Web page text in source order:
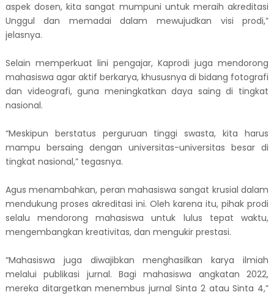
aspek dosen, kita sangat mumpuni untuk meraih akreditasi
Unggul dan memadai dalam mewujudkan visi prodi,”
jelasnya.
Selain memperkuat lini pengajar, Kaprodi juga mendorong
mahasiswa agar aktif berkarya, khususnya di bidang fotografi
dan videografi, guna meningkatkan daya saing di tingkat
nasional.
​“Meskipun berstatus perguruan tinggi swasta, kita harus
mampu bersaing dengan universitas-universitas besar di
tingkat nasional,” tegasnya.
​Agus menambahkan, peran mahasiswa sangat krusial dalam
mendukung proses akreditasi ini. Oleh karena itu, pihak prodi
selalu mendorong mahasiswa untuk lulus tepat waktu,
mengembangkan kreativitas, dan mengukir prestasi.
​“Mahasiswa juga diwajibkan menghasilkan karya ilmiah
melalui publikasi jurnal. Bagi mahasiswa angkatan 2022,
mereka ditargetkan menembus jurnal Sinta 2 atau Sinta 4,”